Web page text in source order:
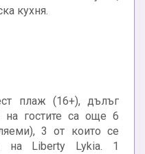
кухня.
плаж (16+), дълъг
гостите са още 6
3 от които се
на Liberty Lykia. 1